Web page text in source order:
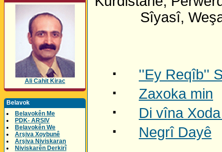
Ali Cahit Kirac
Belavok
Belavokên Me
PDK- ARSIV
Belavokên We
Arşiva Xoybunê
Arşiva Niviskaran
Niviskarên Derkirî
Sîyasî,
· ''Ey Reqîb''
· Zaxoka min
· Di vîna
· Negrî Dayê